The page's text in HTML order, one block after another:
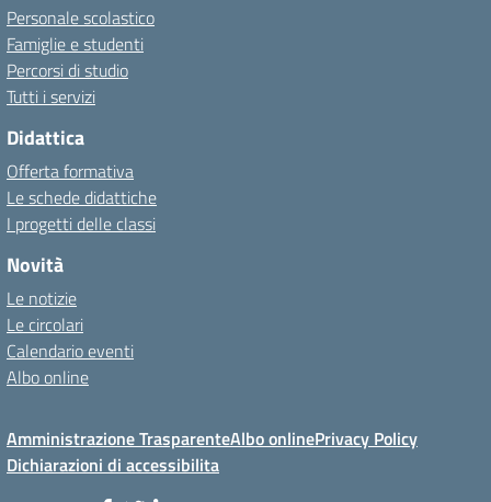
Personale scolastico
Famiglie e studenti
Percorsi di studio
Tutti i servizi
Didattica
Offerta formativa
Le schede didattiche
I progetti delle classi
Novità
Le notizie
Le circolari
Calendario eventi
Albo online
Amministrazione TrasparenteAlbo onlinePrivacy Policy
Dichiarazioni di accessibilita